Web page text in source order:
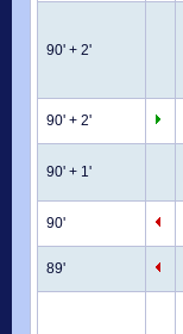
90' + 2'
90' + 2'
90' + 1'
90'
89'